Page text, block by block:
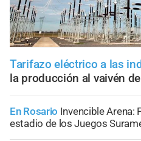
Tarifazo eléctrico a las
la producción al vaivén
En Rosario Invencible Arena:
estadio de los Juegos